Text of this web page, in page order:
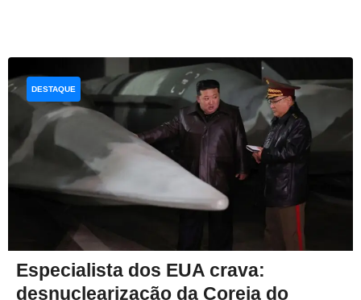
Especialista dos EUA crava:
desnuclearização da Coreia do
DESTAQUE